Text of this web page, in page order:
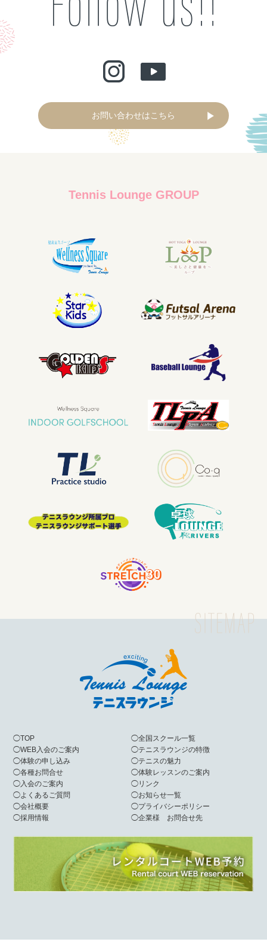
お問い合わせはこちら
Tennis Lounge GROUP
◯TOP
◯WEB入会のご案内
◯体験の申し込み
◯各種お問合せ
◯全国スクール一覧
◯テニスラウンジの特徴
◯テニスの魅力
◯体験レッスンのご案内
◯入会のご案内
◯よくあるご質問
◯会社概要
◯採用情報
◯リンク
◯お知らせ一覧
◯プライバシーポリシー
◯企業様 お問合せ先